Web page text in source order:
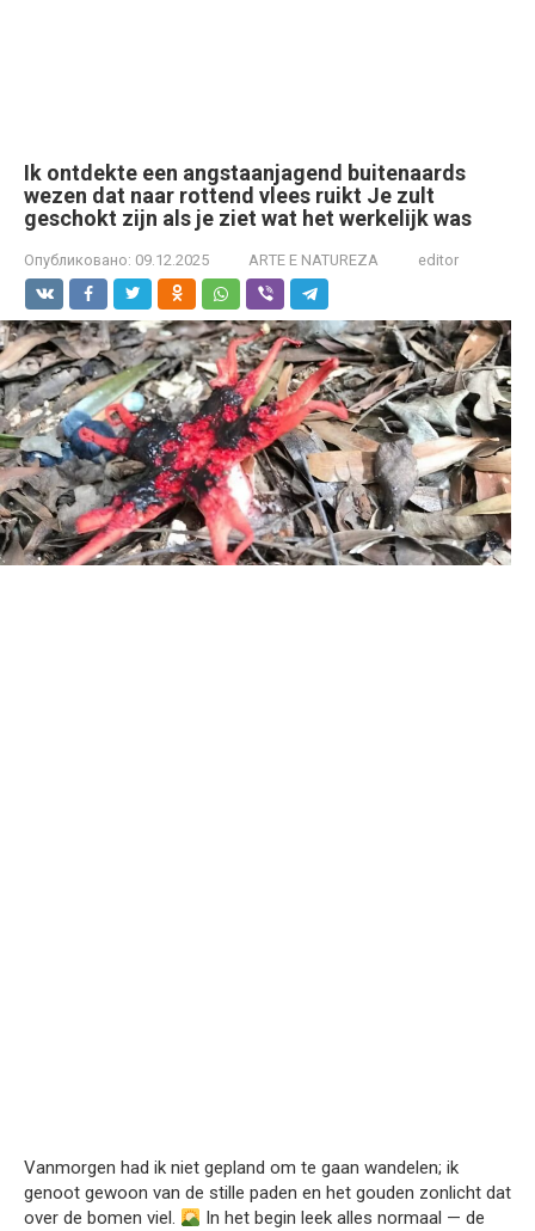
Ik ontdekte een angstaanjagend buitenaards
wezen dat naar rottend vlees ruikt Je zult
geschokt zijn als je ziet wat het werkelijk was
Опубликовано: 09.12.2025 ARTE E NATUREZA editor
Vanmorgen had ik niet gepland om te gaan wandelen; ik
genoot gewoon van de stille paden en het gouden zonlicht dat
over de bomen viel.
In het begin leek alles normaal — de